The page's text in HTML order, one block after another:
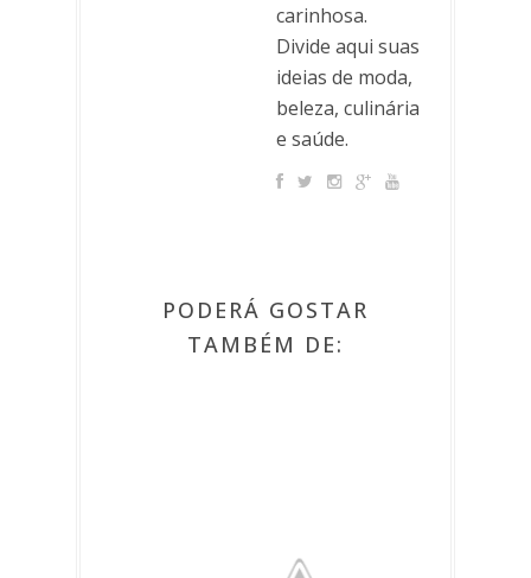
carinhosa.
Divide aqui suas
ideias de moda,
beleza, culinária
e saúde.
PODERÁ GOSTAR
TAMBÉM DE: